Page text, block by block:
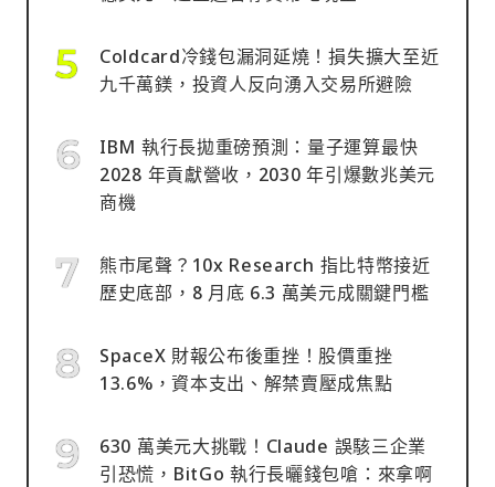
Coldcard冷錢包漏洞延燒！損失擴大至近
九千萬鎂，投資人反向湧入交易所避險
IBM 執行長拋重磅預測：量子運算最快
2028 年貢獻營收，2030 年引爆數兆美元
商機
熊市尾聲？10x Research 指比特幣接近
歷史底部，8 月底 6.3 萬美元成關鍵門檻
SpaceX 財報公布後重挫！股價重挫
13.6%，資本支出、解禁賣壓成焦點
630 萬美元大挑戰！Claude 誤駭三企業
引恐慌，BitGo 執行長曬錢包嗆：來拿啊